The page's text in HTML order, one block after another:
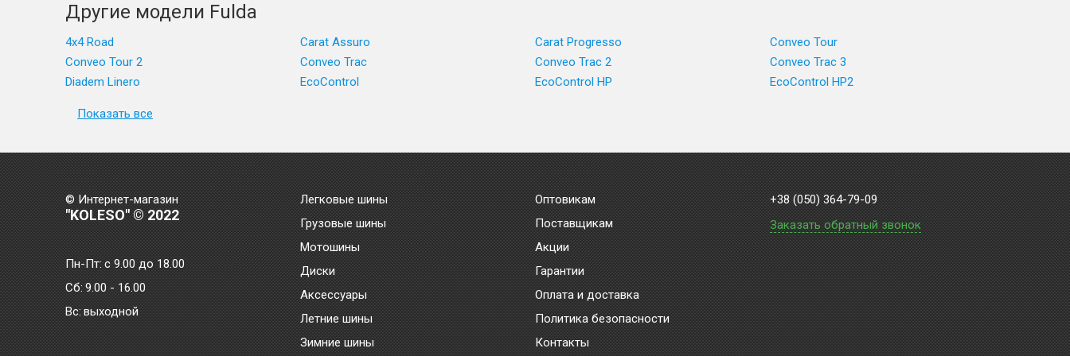
Другие модели Fulda
4x4 Road Carat Assuro Carat Progresso
Conveo Tour
Conveo Tour 2
Conveo Trac Conveo Trac 2
Conveo Trac 3
Diadem Linero
EcoControl EcoControl HP EcoControl HP2
Показать все
© Интернет-магазин
"KOLESO" © 2022
Пн-Пт:с 9.00 до 18.00
Сб: 9.00 - 16.00
Bc: выходной
Легковые шины
Грузовые шины
Мотошины
Диски
Аксессуары
Летние шины
Зимние шины
Оптовикам
Поставщикам
Акции
Гарантии
Оплата и доставка
Политика безопасности
Контакты
+38 (050) 364-79-09
Заказать обратный звонок